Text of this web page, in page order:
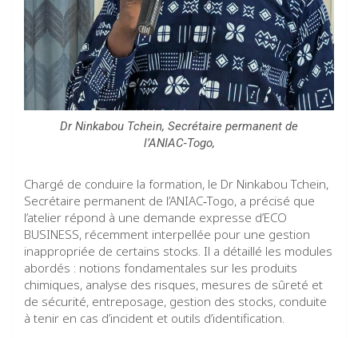
Dr Ninkabou Tchein, Secrétaire permanent de
l’ANIAC‑Togo,
Chargé de conduire la formation, le Dr Ninkabou Tchein,
Secrétaire permanent de l’ANIAC‑Togo, a précisé que
l’atelier répond à une demande expresse d’ECO
BUSINESS, récemment interpellée pour une gestion
inappropriée de certains stocks. Il a détaillé les modules
abordés : notions fondamentales sur les produits
chimiques, analyse des risques, mesures de sûreté et
de sécurité, entreposage, gestion des stocks, conduite
à tenir en cas d’incident et outils d’identification.